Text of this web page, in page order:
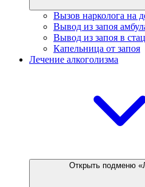
Вызов нарколога на
Вывод из запоя
Вывод из запоя в
Капельница от запоя
Лечение алкоголизма
Открыть подменю